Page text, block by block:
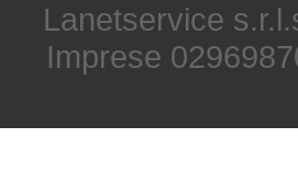
Lanetservice
Imprese